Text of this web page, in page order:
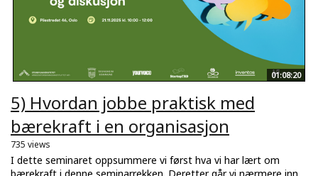
01:08:20
5) Hvordan jobbe praktisk med
bærekraft i en organisasjon
735 views
I dette seminaret oppsummere vi først hva vi har lært om
bærekraft i denne seminarrekken. Deretter går vi nærmere inn